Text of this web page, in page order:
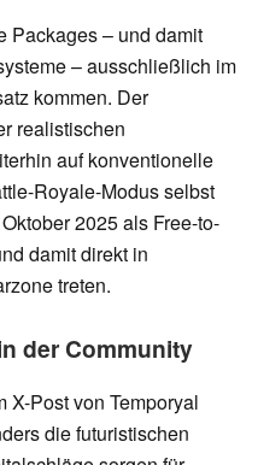
Packages – und damit
– ausschließlich im
kommen. Der
realistischen
auf konventionelle
Royale-Modus selbst
2025 als Free-to-
damit direkt in
treten.
der Community
X-Post von Temporyal
die futuristischen